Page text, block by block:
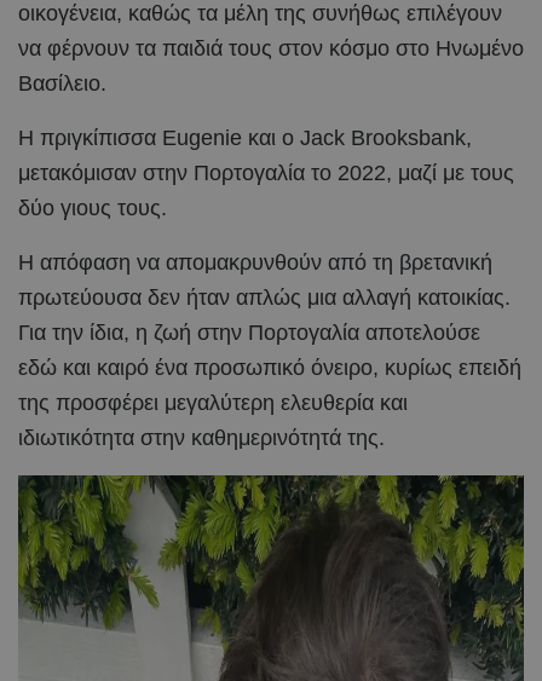
οικογένεια, καθώς τα μέλη της συνήθως επιλέγουν
να φέρνουν τα παιδιά τους στον κόσμο στο Ηνωμένο
Βασίλειο.
Η πριγκίπισσα Eugenie και ο Jack Brooksbank,
μετακόμισαν στην Πορτογαλία το 2022, μαζί με τους
δύο γιους τους.
Η απόφαση να απομακρυνθούν από τη βρετανική
πρωτεύουσα δεν ήταν απλώς μια αλλαγή κατοικίας.
Για την ίδια, η ζωή στην Πορτογαλία αποτελούσε
εδώ και καιρό ένα προσωπικό όνειρο, κυρίως επειδή
της προσφέρει μεγαλύτερη ελευθερία και
ιδιωτικότητα στην καθημερινότητά της.